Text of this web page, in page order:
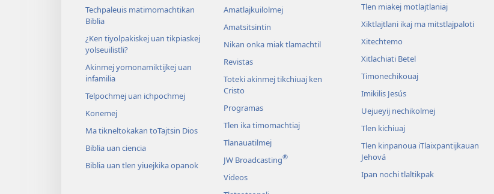
Techpaleuis matimomachtikan
Biblia
¿Ken tiyolpakiskej uan tikpiaskej
yolseuilistli?
Akinmej yomonamiktijkej uan
infamilia
Telpochmej uan ichpochmej
Konemej
Ma tikneltokakan toTajtsin Dios
Biblia uan ciencia
Biblia uan tlen yiuejkika opanok
Amatlajkuilolmej
Amatsitsintin
Nikan onka miak tlamachtil
Revistas
Toteki akinmej tikchiuaj ken
Cristo
Programas
Tlen ika timomachtiaj
Tlanauatilmej
JW Broadcasting®
Videos
Tlen miakej motlajtlaniaj
Xiktlajtlani ikaj ma mitstlajpaloti
Xitechtemo
Xitlachiati Betel
Timonechikouaj
Imikilis Jesús
Uejueyij nechikolmej
Tlen kichiuaj
Tlen kinpanoua iTlaixpantijkauan
Jehová
Ipan nochi tlaltikpak